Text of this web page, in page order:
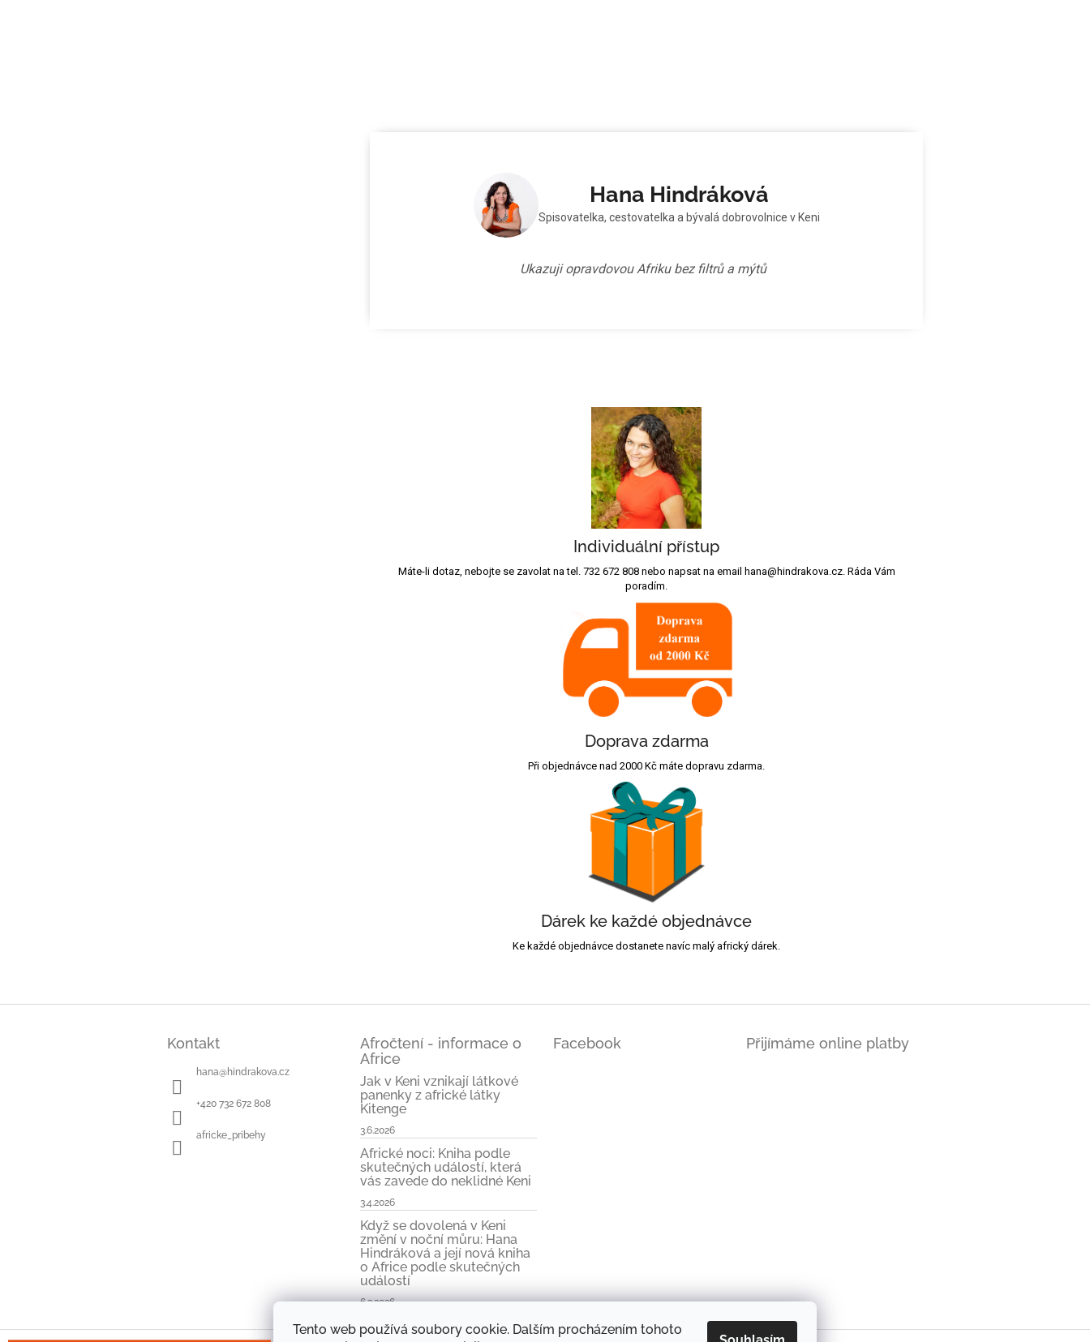
Tento web používá soubory cookie. Dalším procházením tohoto
Hana Hindráková
Spisovatelka, cestovatelka a bývalá dobrovolnice v Keni
Ukazuji opravdovou Afriku bez filtrů a mýtů
Individuální přístup
Máte-li dotaz, nebojte se zavolat na tel. 732 672 808 nebo napsat na email hana@hindrakova.cz. Ráda Vám
poradím.
Doprava zdarma
Při objednávce nad 2000 Kč máte dopravu zdarma.
Dárek ke každé objednávce
Ke každé objednávce dostanete navíc malý africký dárek.
Kontakt
hana@hindrakova.cz
+420 732 672 808
africke_pribehy
Afročtení - informace o
Africe
Jak v Keni vznikají látkové
panenky z africké látky
Kitenge
3.6.2026
Africké noci: Kniha podle
skutečných událostí, která
vás zavede do neklidné Keni
3.4.2026
Když se dovolená v Keni
změní v noční můru: Hana
Hindráková a její nová kniha
o Africe podle skutečných
událostí
6.3.2026
Facebook Přijímáme online platby